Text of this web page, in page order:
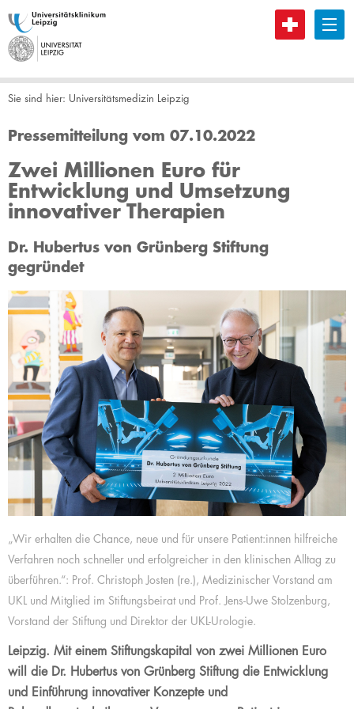
B
Sie sind hier: Universitätsmedizin Leipzig
Pressemitteilung vom 07.10.2022
Zwei Millionen Euro für
Entwicklung und Umsetzung
innovativer Therapien
Dr. Hubertus von Grünberg Stiftung
gegründet
„Wir erhalten die Chance, neue und für unsere Patient:innen hilfreiche
Verfahren noch schneller und erfolgreicher in den klinischen Alltag zu
überführen.“: Prof. Christoph Josten (re.), Medizinischer Vorstand am
UKL und Mitglied im Stiftungsbeirat und Prof. Jens-Uwe Stolzenburg,
Vorstand der Stiftung und Direktor der UKL-Urologie.
Leipzig. Mit einem Stiftungskapital von zwei Millionen Euro
will die Dr. Hubertus von Grünberg Stiftung die Entwicklung
und Einführung innovativer Konzepte und